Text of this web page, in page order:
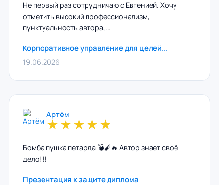
Не первый раз сотрудничаю с Евгенией. Хочу
отметить высокий профессионализм,
пунктуальность автора,...
Корпоративное управление для целей...
19.06.2026
Артём
★★★★★
Бомба пушка петарда 💣🧨🔥 Автор знает своё
дело!!!
Презентация к защите диплома